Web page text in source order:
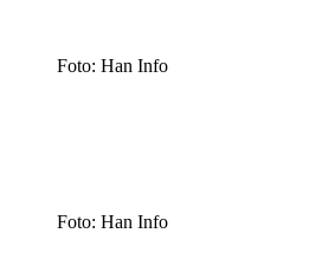
Foto: Han Info
Foto: Han Info